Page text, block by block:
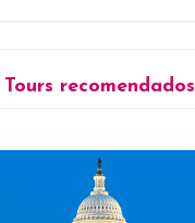
Tours recomendados